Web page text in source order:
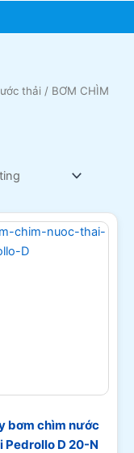
thải / BƠM CHÌM
bơm chìm nước
Pedrollo D 20-N